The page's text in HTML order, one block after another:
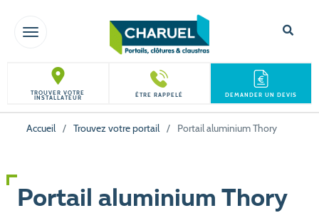
TOGGLE NAVIGATION
TROUVER VOTRE
INSTALLATEUR ÊTRE RAPPELÉ DEMANDER UN DEVIS
Accueil / Trouvez votre portail / Portail aluminium Thory
Portail aluminium Thory